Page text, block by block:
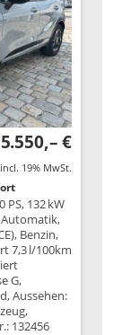
€
incl. 19% MwSt.
PS, 132 kW
Automatik,
Benzin,
7,3 l/100km
G,
Aussehen:
132456